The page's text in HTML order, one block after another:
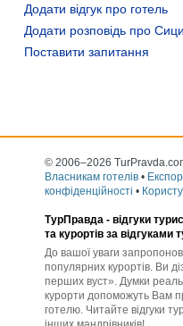
Додати відгук про готель
Додати розповідь про
Поставити запитання
© 2006–2026
Власникам готелів •
конфіденційності •
ТурПравда - відгуки
та курортів за відгуками
До вашої уваги
популярних курортів. Ви
перших вуст». Думки
курорти допоможуть Вам
готелю. Читайте відгуки